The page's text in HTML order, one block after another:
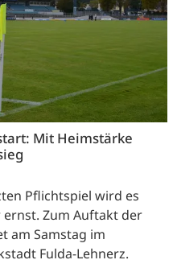
Mit Heimstärke
Pflichtspiel wird es
Zum Auftakt der
am Samstag im
Fulda-Lehnerz.